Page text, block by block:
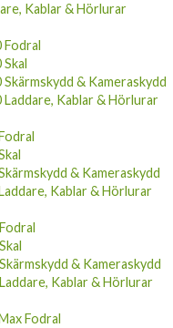
Kablar & Hörlurar
Fodral
Skärmskydd & Kameraskydd
Laddare, Kablar & Hörlurar
& Kameraskydd
Kablar & Hörlurar
& Kameraskydd
Kablar & Hörlurar
Fodral